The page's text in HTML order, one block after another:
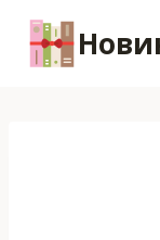
содержимому